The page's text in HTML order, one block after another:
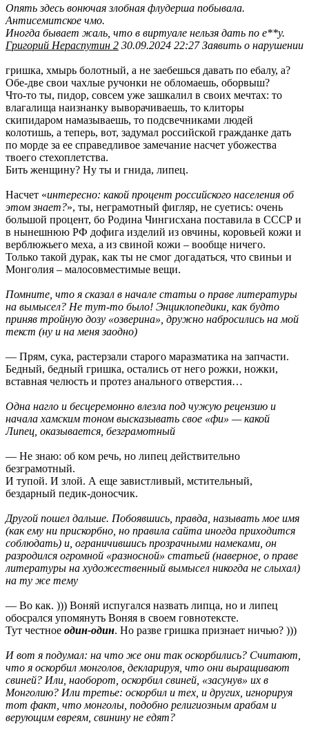
Опять здесь вонючая злобная флудерша побывала.
Антисемитское чмо.
Иногда бывает жаль, что в виртуале нельзя дать по е**у.
Григорий Нераспутин 2 30.09.2024 22:27 Заявить о нарушении
гришка, хмырь болотный, а не заебешься давать по ебалу, а?
Обе-две свои чахлые ручонки не обломаешь, оборвыш?
Что-то ты, пидор, совсем уже зашкалил в своих мечтах: то
влагалища наизнанку выворачиваешь, то клиторы
скипидаром намазываешь, то подсвечниками людей
колотишь, а теперь, вот, задумал российской гражданке дать
по морде за ее справедливое замечание насчет убожества
твоего стехоплетства.
Бить женщину? Ну ты и гнида, липец.
Насчет «интересно: какой процент российского населения об
этом знает?», ты, неграмотный фигляр, не суетись: очень
большой процент, бо Родина Чингисхана поставила в СССР и
в нынешнюю РФ дофига изделий из овчины, коровьей кожи и
верблюжьего меха, а из свиной кожи – вообще ничего.
Только такой дурак, как ты не смог догадаться, что свиньи и
Монголия – малосовместимые вещи.
Помните, что я сказал в начале статьи о праве литературы
на вымысел? Не тут-то было! Энциклопедики, как будто
приняв тройную дозу «озверина», дружно набросились на мой
текст (ну и на меня заодно)
— Прям, сука, растерзали старого маразматика на запчасти.
Бедный, бедный гришка, остались от него рожки, ножки,
вставная челюсть и протез анального отверстия…
Одна нагло и бесцеремонно влезла под чужую рецензию и
начала хамским тоном высказывать свое «фи» — какой
Липец, оказывается, безграмотный
— Не знаю: об ком речь, но липец действительно
безграмотный.
И тупой. И злой. А еще завистливый, мстительный,
бездарный педик-доносчик.
Другой пошел дальше. Побоявшись, правда, называть мое имя
(как ему ни прискорбно, но правила сайта иногда приходится
соблюдать) и, ограничившись прозрачными намеками, он
разродился огромной «разносной» статьей (наверное, о праве
литературы на художественный вымысел никогда не слыхал)
на ту же тему
— Во как. ))) Воняй испугался назвать липца, но и липец
обосрался упомянуть Воняя в своем говнотексте.
Тут честное один-один. Но разве гришка признает ничью? )))
И вот я подумал: на что же они так оскорбились? Считают,
что я оскорбил монголов, декларируя, что они выращивают
свиней? Или, наоборот, оскорбил свиней, «засунув» их в
Монголию? Или третье: оскорбил и тех, и других, игнорируя
тот факт, что монголы, подобно религиозным арабам и
верующим евреям, свинину не едят?